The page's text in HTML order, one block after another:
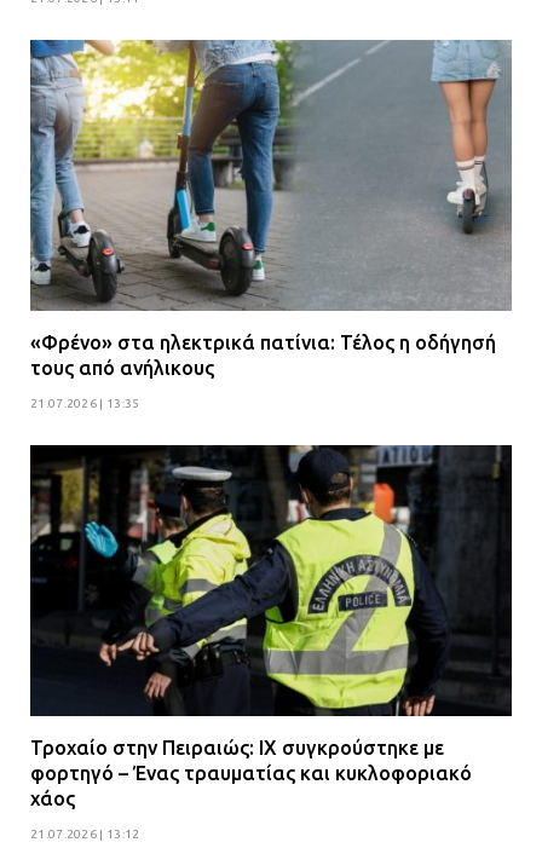
«Φρένο» στα ηλεκτρικά πατίνια: Τέλος η οδήγησή
τους από ανήλικους
21.07.2026 | 13:35
Τροχαίο στην Πειραιώς: ΙΧ συγκρούστηκε με
φορτηγό – Ένας τραυματίας και κυκλοφοριακό
χάος
21.07.2026 | 13:12